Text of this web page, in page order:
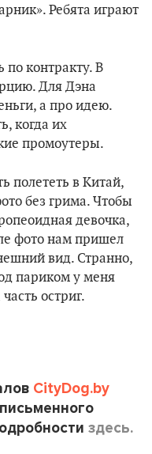
Ребята играют
по контракту. В
Для Дэна
а про идею.
когда их
промоутеры.
полететь в Китай,
без грима. Чтобы
девочка,
фото нам пришел
вид. Странно,
париком у меня
остриг.
CityDog.by
здесь.